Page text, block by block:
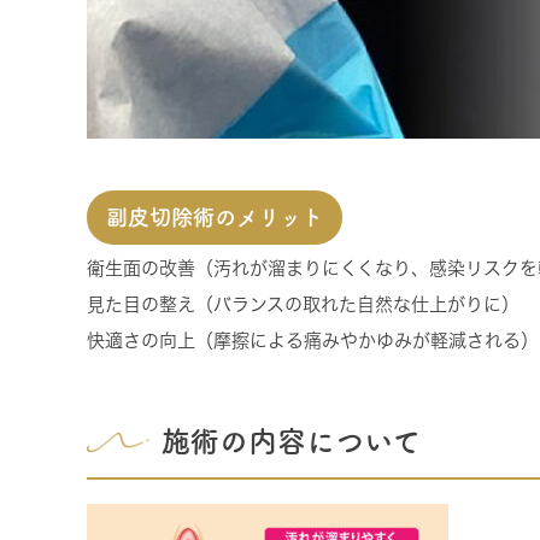
副皮切除術のメリット
衛生面の改善 （汚れが溜まりにくくなり、感染リスク
見た目の整え
（バランスの取れた自然な仕上がりに）
快適さの向上
（摩擦による痛みやかゆみが軽減される）
施術の内容について